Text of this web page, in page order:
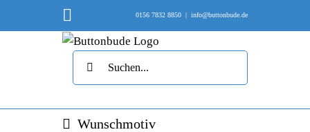
Instagram0156 7832 8850 | info@buttonbude.de
Wunschmotiv